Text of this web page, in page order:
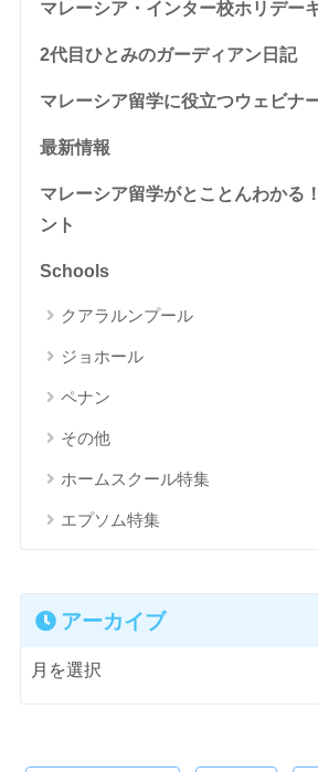
マレーシア・インター校ホリデー
2代目ひとみのガーディアン日記
マレーシア留学に役立つウェビナ
最新情報
マレーシア留学がとことんわかる
ント
Schools
クアラルンプール
ジョホール
ペナン
その他
ホームスクール特集
エプソム特集
アーカイブ